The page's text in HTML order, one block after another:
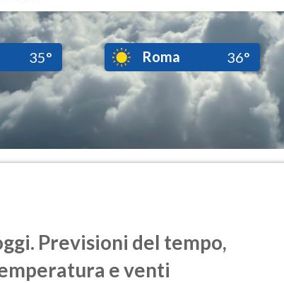
35° Roma 36°
Previsioni del tempo,
e venti